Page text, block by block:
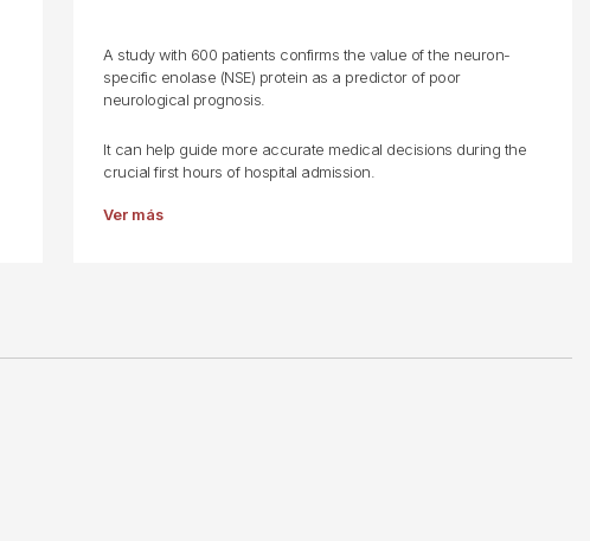
A study with 600 patients confirms the value of the neuron-
specific enolase (NSE) protein as a predictor of poor
neurological prognosis.
It can help guide more accurate medical decisions during the
crucial first hours of hospital admission.
Ver más